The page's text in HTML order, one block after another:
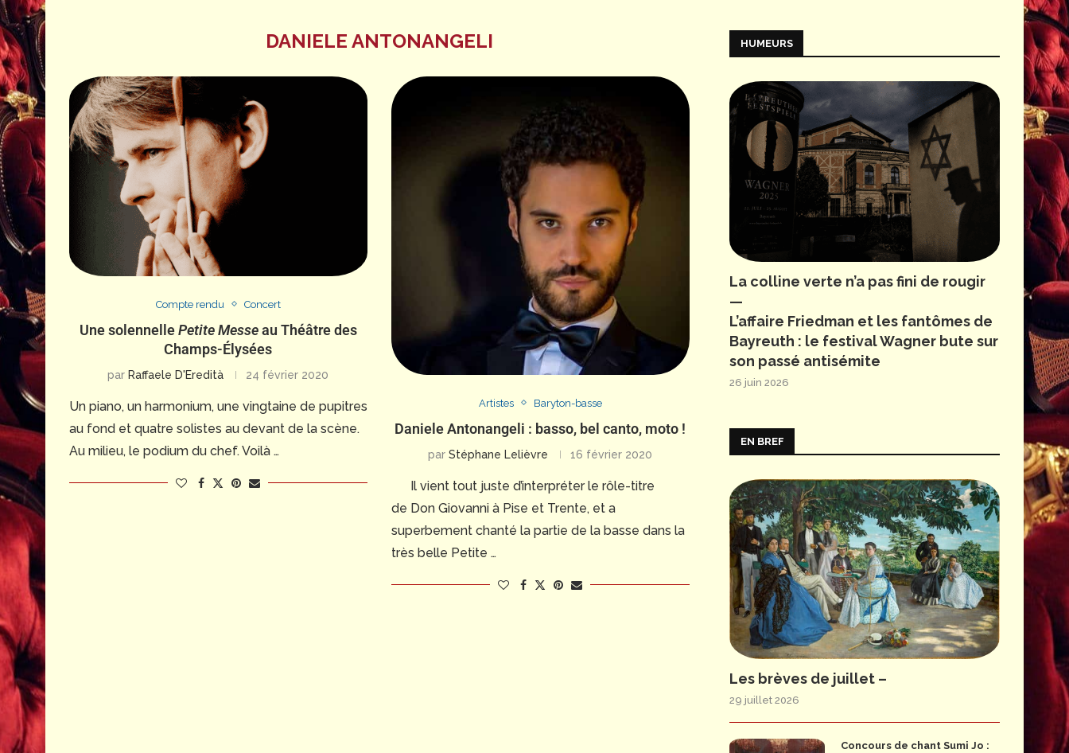
DANIELE ANTONANGELI
Compte rendu Concert
Une solennellePetite Messeau Théâtre des
Champs-Élysées
parRaffaele D'Eredità 24 février 2020
Un piano, un harmonium, une vingtaine de pupitres
au fond et quatre solistes au devant de la scène.
Au milieu, le podium du chef. Voilà …
Artistes Baryton-basse
Daniele Antonangeli : basso, bel canto, moto !
parStéphane Lelièvre 16 février 2020
Il vient tout juste d’interpréter le rôle-titre
de Don Giovanni à Pise et Trente, et a
superbement chanté la partie de la basse dans la
très belle Petite …
HUMEURS
La colline verte n’a pas fini de rougir
—
L’affaire Friedman et les fantômes de
Bayreuth : le festival Wagner bute sur
son passé antisémite
26 juin 2026
EN BREF
Les brèves de juillet –
29 juillet 2026
Concours de chant Sumi Jo :